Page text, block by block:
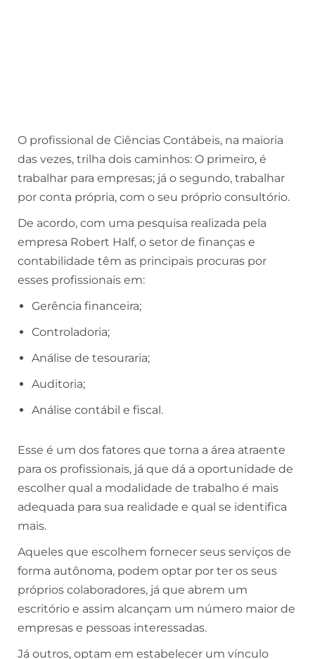
O profissional de Ciências Contábeis, na maioria
das vezes, trilha dois caminhos: O primeiro, é
trabalhar para empresas; já o segundo, trabalhar
por conta própria, com o seu próprio consultório.
De acordo, com uma pesquisa realizada pela
empresa Robert Half, o setor de finanças e
contabilidade têm as principais procuras por
esses profissionais em:
Gerência financeira;
Controladoria;
Análise de tesouraria;
Auditoria;
Análise contábil e fiscal.
Esse é um dos fatores que torna a área atraente
para os profissionais, já que dá a oportunidade de
escolher qual a modalidade de trabalho é mais
adequada para sua realidade e qual se identifica
mais.
Aqueles que escolhem fornecer seus serviços de
forma autônoma, podem optar por ter os seus
próprios colaboradores, já que abrem um
escritório e assim alcançam um número maior de
empresas e pessoas interessadas.
Já outros, optam em estabelecer um vínculo